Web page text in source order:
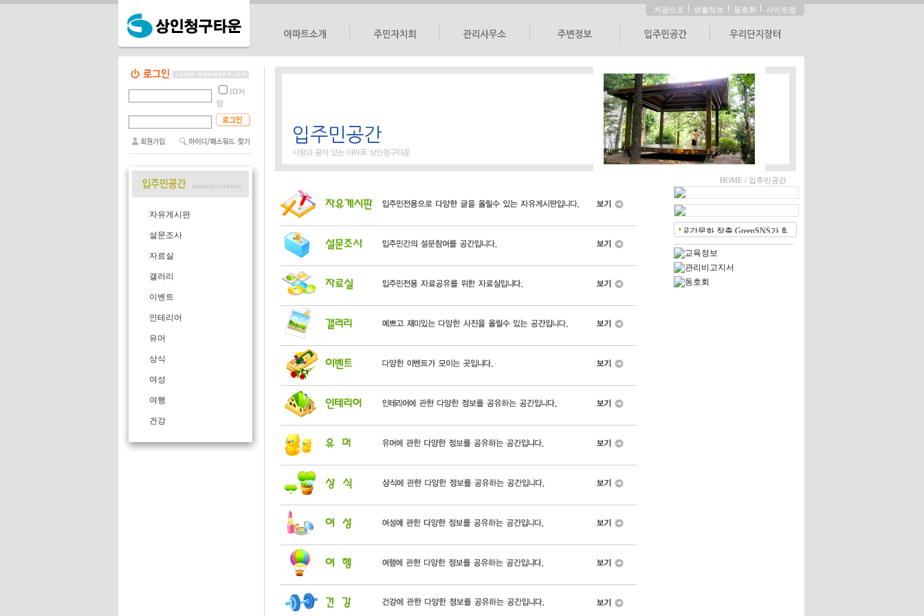
처음으로 생활정보 동호회 사이트맵
단지소개
단지평형도
편의시설
대표회의
선거관리위원회
소장인사말
일정관리
공지사항
입찰정보
교통정보
자유게시판
설문조사
자료실
갤러리
이벤트
여성
건강
우리단지장터
우리단지장터
우리아파트 입주민들 또
는 다른 아파트 입주민들
과 함께 직거래를 진행할
수 있으며, 아파트 입주
민과 농어촌간에 도농상
생을 위한 서비스를 제공
ID저
장
자유게시판
설문조사
자료실
갤러리
이벤트
인테리어
유머
상식
여성
여행
건강
입주민공간
사랑과 꿈이 있는 아파트 상인청구타운
HOME / 입주민공간